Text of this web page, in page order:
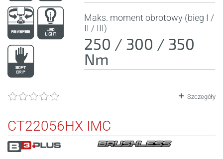
Maks. moment obrotowy (bieg I /
II / III)
250 / 300 / 350
Nm
Szczegóły
CT22056HX IMC